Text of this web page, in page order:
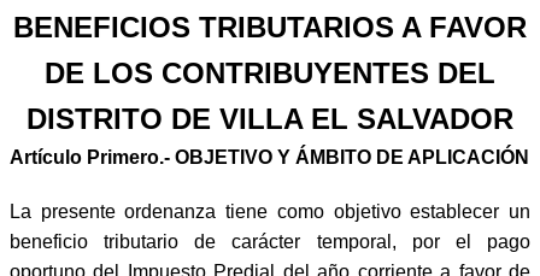
BENEFICIOS TRIBUTARIOS A FAVOR
DE LOS CONTRIBUYENTES DEL
DISTRITO DE VILLA EL SALVADOR
Artículo Primero.- OBJETIVO Y ÁMBITO DE APLICACIÓN
La presente ordenanza tiene como objetivo establecer un
beneficio tributario de carácter temporal, por el pago
oportuno del Impuesto Predial del año corriente a favor de